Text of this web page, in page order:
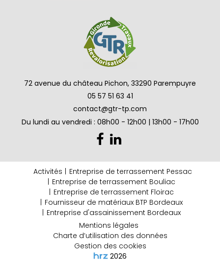
72 avenue du château Pichon, 33290 Parempuyre
05 57 51 63 41
contact@gtr-tp.com
Du lundi au vendredi : 08h00 - 12h00 | 13h00 - 17h00
Activités
Entreprise de terrassement Pessac
Entreprise de terrassement Bouliac
Entreprise de terrassement Floirac
Fournisseur de matériaux BTP Bordeaux
Entreprise d'assainissement Bordeaux
Mentions légales
Charte d’utilisation des données
Gestion des cookies
2026